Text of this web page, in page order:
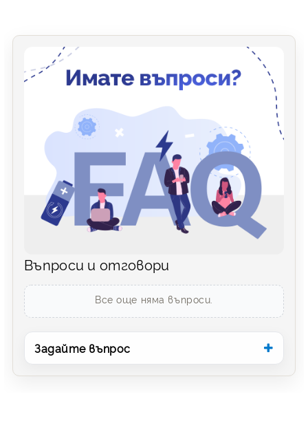
Въпроси и отговори
Все още няма въпроси.
Задайте въпрос